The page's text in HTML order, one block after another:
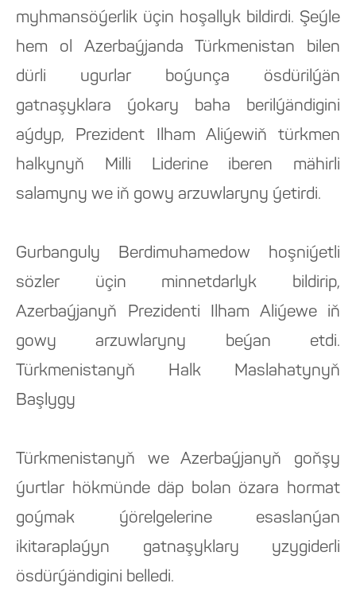
myhmansöýerlik üçin hoşallyk bildirdi. Şeýle
hem ol Azerbaýjanda Türkmenistan bilen
dürli ugurlar boýunça ösdürilýän
gatnaşyklara ýokary baha berilýändigini
aýdyp, Prezident Ilham Aliýewiň türkmen
halkynyň Milli Liderine iberen mähirli
salamyny we iň gowy arzuwlaryny ýetirdi.
Gurbanguly Berdimuhamedow hoşniýetli
sözler üçin minnetdarlyk bildirip,
Azerbaýjanyň Prezidenti Ilham Aliýewe iň
gowy arzuwlaryny beýan etdi.
Türkmenistanyň Halk Maslahatynyň
Başlygy
Türkmenistanyň we Azerbaýjanyň goňşy
ýurtlar hökmünde däp bolan özara hormat
goýmak ýörelgelerine esaslanýan
ikitaraplaýyn gatnaşyklary yzygiderli
ösdürýändigini belledi.